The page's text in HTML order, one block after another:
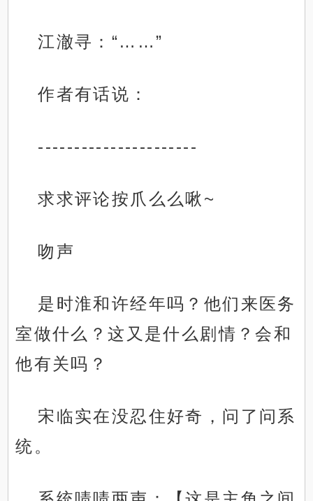
江澈寻：“……”
作者有话说：
----------------------
求求评论按爪么么啾~
吻声
是时淮和许经年吗？他们来医务
室做什么？这又是什么剧情？会和
他有关吗？
宋临实在没忍住好奇，问了问系
统。